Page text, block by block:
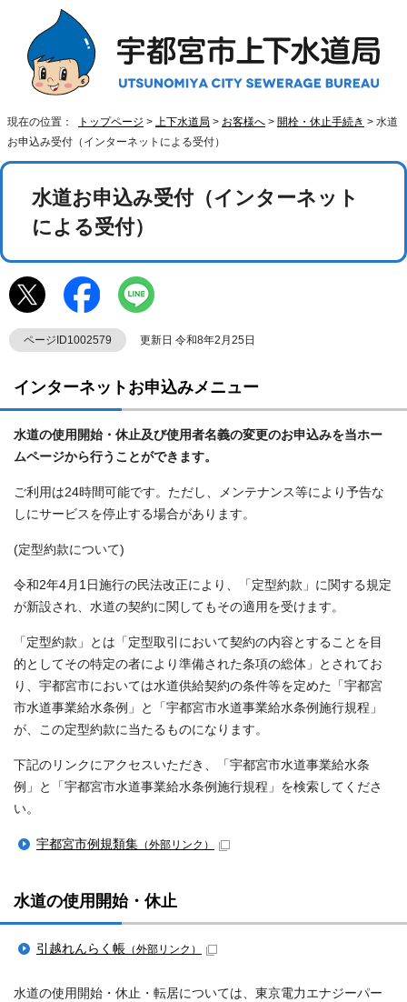
現在の位置： トップページ > 上下水道局 > お客様へ > 開栓・休止手続き > 水道
お申込み受付（インターネットによる受付）
水道お申込み受付（インターネット
による受付）
ページID1002579 更新日 令和8年2月25日
インターネットお申込みメニュー
水道の使用開始・休止及び使用者名義の変更のお申込みを当ホー
ムページから行うことができます。
ご利用は24時間可能です。ただし、メンテナンス等により予告な
しにサービスを停止する場合があります。
(定型約款について)
令和2年4月1日施行の民法改正により、「定型約款」に関する規定
が新設され、水道の契約に関してもその適用を受けます。
「定型約款」とは「定型取引において契約の内容とすることを目
的としてその特定の者により準備された条項の総体」とされてお
り、宇都宮市においては水道供給契約の条件等を定めた「宇都宮
市水道事業給水条例」と「宇都宮市水道事業給水条例施行規程」
が、この定型約款に当たるものになります。
下記のリンクにアクセスいただき、「宇都宮市水道事業給水条
例」と「宇都宮市水道事業給水条例施行規程」を検索してくださ
い。
宇都宮市例規類集 （外部リンク）
水道の使用開始・休止
引越れんらく帳 （外部リンク）
水道の使用開始・休止・転居については、東京電力エナジーパー